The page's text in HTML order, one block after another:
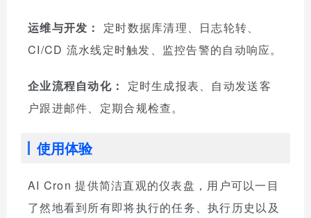
运维与开发：
定时数据库清理、日志轮转、
CI/CD 流水线定时触发、监控告警的自动响应。
企业流程自动化：
定时生成报表、自动发送客
户跟进邮件、定期合规检查。
使用体验
AI Cron 提供简洁直观的仪表盘，用户可以一目
了然地看到所有即将执行的任务、执行历史以及